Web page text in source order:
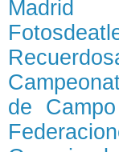
Madrid
de